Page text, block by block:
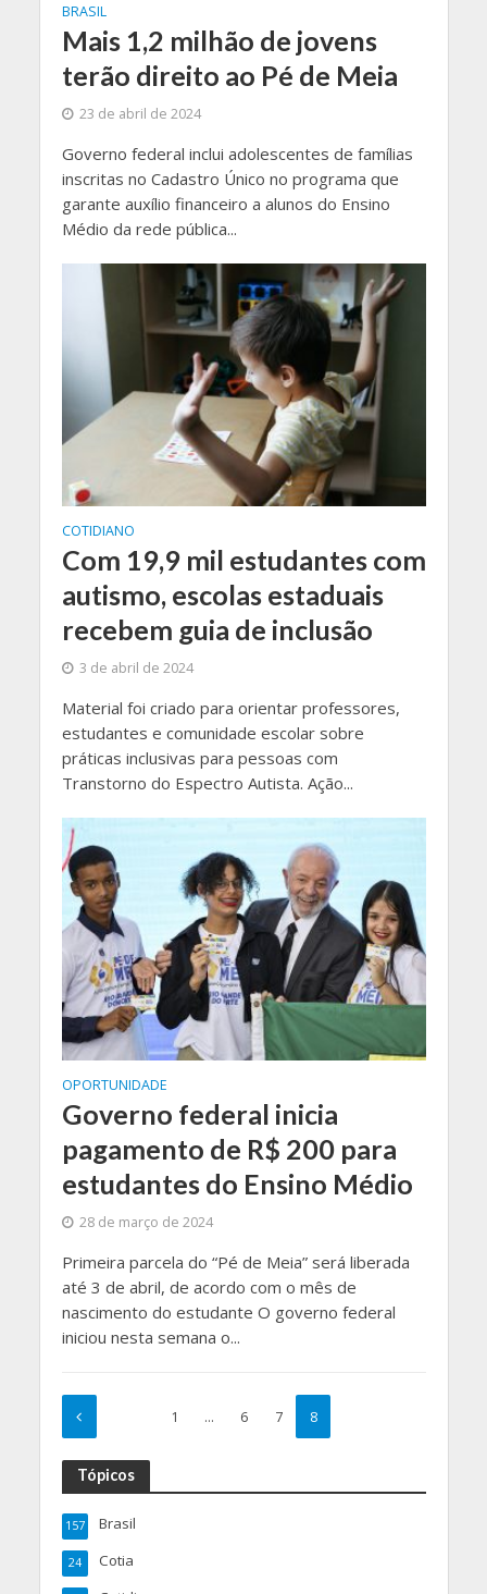
BRASIL
Mais 1,2 milhão de jovens
terão direito ao Pé de Meia
23 de abril de 2024
Governo federal inclui adolescentes de famílias
inscritas no Cadastro Único no programa que
garante auxílio financeiro a alunos do Ensino
Médio da rede pública...
COTIDIANO
Com 19,9 mil estudantes com
autismo, escolas estaduais
recebem guia de inclusão
3 de abril de 2024
Material foi criado para orientar professores,
estudantes e comunidade escolar sobre
práticas inclusivas para pessoas com
Transtorno do Espectro Autista. Ação...
OPORTUNIDADE
Governo federal inicia
pagamento de R$ 200 para
estudantes do Ensino Médio
28 de março de 2024
Primeira parcela do “Pé de Meia” será liberada
até 3 de abril, de acordo com o mês de
nascimento do estudante O governo federal
iniciou nesta semana o...
1 … 6 7 8
Tópicos
Brasil
157
Cotia
24